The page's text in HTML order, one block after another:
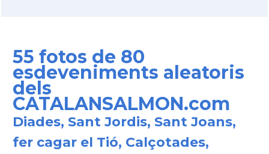
55 fotos de 80
esdeveniments aleatoris
dels
CATALANSALMON.com
Diades, Sant Jordis, Sant Joans,
fer cagar el Tió, Calçotades,